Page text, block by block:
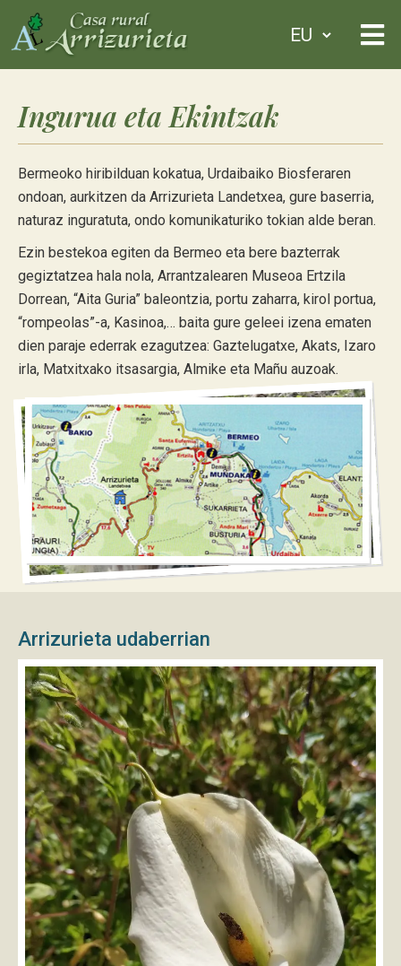
Ingurua eta Ekintzak
Bermeoko hiribilduan kokatua, Urdaibaiko Biosferaren
ondoan, aurkitzen da Arrizurieta Landetxea, gure baserria,
naturaz inguratuta, ondo komunikaturiko tokian alde beran.
Ezin bestekoa egiten da Bermeo eta bere bazterrak
gegiztatzea hala nola, Arrantzalearen Museoa Ertzila
Dorrean, “Aita Guria” baleontzia, portu zaharra, kirol portua,
“rompeolas”-a, Kasinoa,… baita gure geleei izena ematen
dien paraje ederrak ezagutzea: Gaztelugatxe, Akats, Izaro
irla, Matxitxako itsasargia, Almike eta Mañu auzoak.
Arrizurieta udaberrian